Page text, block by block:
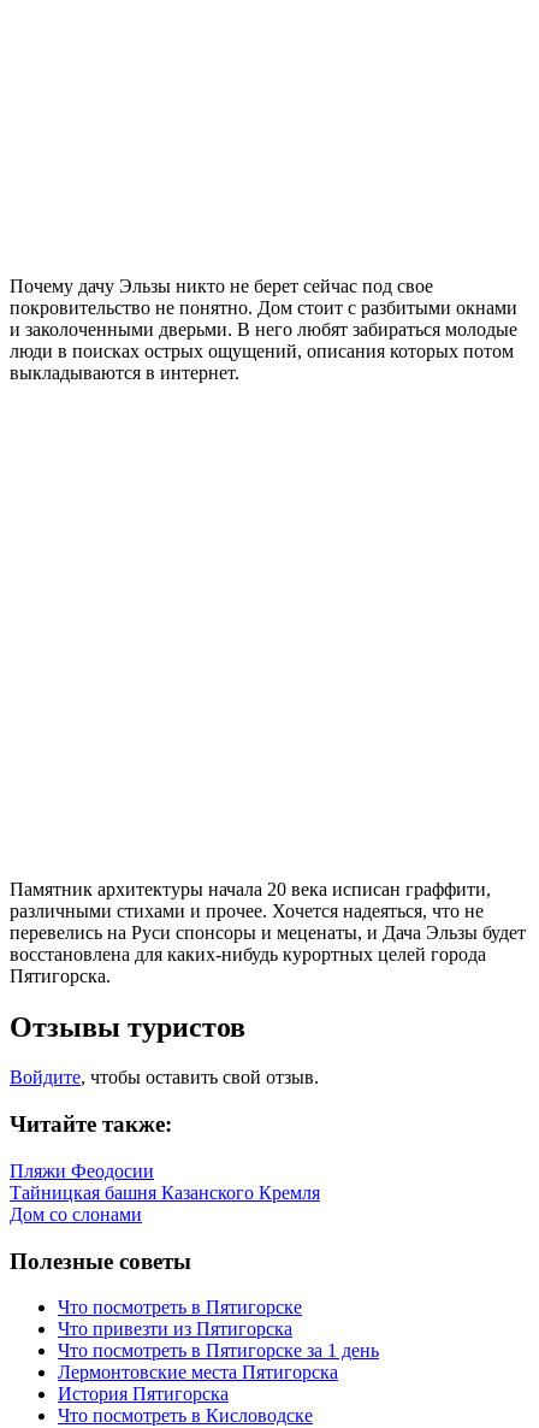
Почему дачу Эльзы никто не берет сейчас под свое
покровительство не понятно. Дом стоит с разбитыми окнами
и заколоченными дверьми. В него любят забираться молодые
люди в поисках острых ощущений, описания которых потом
выкладываются в интернет.
Памятник архитектуры начала 20 века исписан граффити,
различными стихами и прочее. Хочется надеяться, что не
перевелись на Руси спонсоры и меценаты, и Дача Эльзы будет
восстановлена для каких-нибудь курортных целей города
Пятигорска.
Отзывы туристов
Войдите, чтобы оставить свой отзыв.
Читайте также:
Пляжи Феодосии
Тайницкая башня Казанского Кремля
Дом со слонами
Полезные советы
Что посмотреть в Пятигорске
Что привезти из Пятигорска
Что посмотреть в Пятигорске за 1 день
Лермонтовские места Пятигорска
История Пятигорска
Что посмотреть в Кисловодске